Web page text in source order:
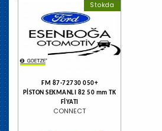
Stokda
FM 87-72730 050+
PİSTON SEKMANLI 82 50 mm TK
FİYATI
CONNECT